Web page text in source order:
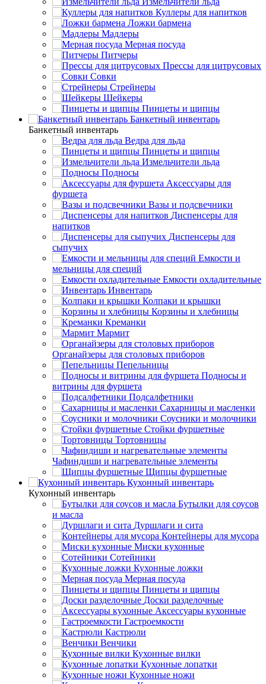
Куллеры для напитков
Ложки бармена
Мадлеры
Мерная посуда
Питчеры
Прессы для цитрусовых
Совки
Стрейнеры
Шейкеры
Пинцеты и щипцы
Банкетный инвентарь
Банкетный инвентарь
Ведра для льда
Пинцеты и щипцы
Измельчители льда
Подносы
Аксессуары для
фуршета
Вазы и подсвечники
Диспенсеры для
напитков
Диспенсеры для
сыпучих
Емкости и
мельницы для специй
Емкости охладительные
Инвентарь
Колпаки и крышки
Корзины и хлебницы
Креманки
Мармит
Органайзеры для столовых приборов
Пепельницы
Подносы и
витрины для фуршета
Подсалфетники
Сахарницы и масленки
Соусники и молочники
Стойки фуршетные
Тортовницы
Чафиндиши и нагревательные элементы
Щипцы фуршетные
Кухонный инвентарь
Кухонный инвентарь
Бутылки для соусов
и масла
Дуршлаги и сита
Контейнеры для мусора
Миски кухонные
Сотейники
Кухонные ложки
Мерная посуда
Пинцеты и щипцы
Доски разделочные
Аксессуары кухонные
Гастроемкости
Кастрюли
Венчики
Кухонные вилки
Кухонные лопатки
Кухонные ножи